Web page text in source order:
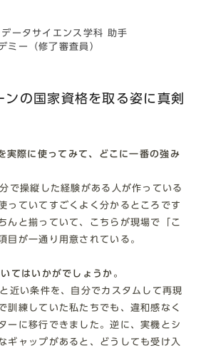
ータサイエンス学科 助手
ミー（修了審査員）
ンの国家資格を取る姿に真剣
際に使ってみて、どこに一番の強み
で操縦した経験がある人が作っている
っていてすごくよく分かるところです
んと揃っていて、こちらが現場で「こ
目が一通り用意されている。
てはいかがでしょうか。
近い条件を、自分でカスタムして再現
訓練していた私たちでも、違和感なく
ーに移行できました。逆に、実機とシ
ギャップがあると、どうしても受け入